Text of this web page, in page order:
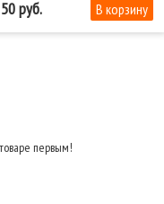
50
первым!